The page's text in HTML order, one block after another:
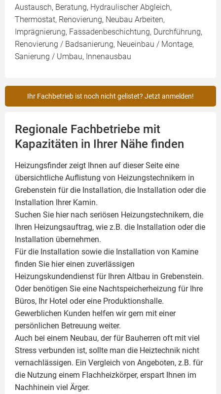
Austausch, Beratung, Hydraulischer Abgleich,
Thermostat, Renovierung, Neubau Arbeiten,
Imprägnierung, Fassadenbeschichtung, Durchführung,
Renovierung / Badsanierung, Neueinbau / Montage,
Sanierung / Umbau, Innenausbau
Ihr Fachbetrieb ist noch nicht gelistet? Jetzt anmelden!
Regionale Fachbetriebe mit
Kapazitäten in Ihrer Nähe finden
Heizungsfinder zeigt Ihnen auf dieser Seite eine
übersichtliche Auflistung von Heizungstechnikern in
Grebenstein für die Installation, die Installation oder die
Installation Ihrer Kamin.
Suchen Sie hier nach seriösen Heizungstechnikern, die
Ihren Heizungsauftrag, wie z.B. die Installation oder die
Installation übernehmen.
Für die Installation sowie die Installation von Kamine
finden Sie hier einen zuverlässigen
Heizungskundendienst für Ihren Altbau in Grebenstein.
Oder benötigen Sie eine Nachtspeicherheizung für Ihre
Büros, Ihr Hotel oder eine Produktionshalle.
Gewerblichen Kunden helfen wir gern mit einer
persönlichen Betreuung weiter.
Auch bei einem Neubau, der für Bauherren oft mit viel
Stress verbunden ist, sollte man die Heiztechnik nicht
vernachlässigen. Ein Vergleich von Angeboten, z.B. für
die Nutzung einem Flachheizkörper, erspart Ihnen im
Nachhinein viel Ärger.